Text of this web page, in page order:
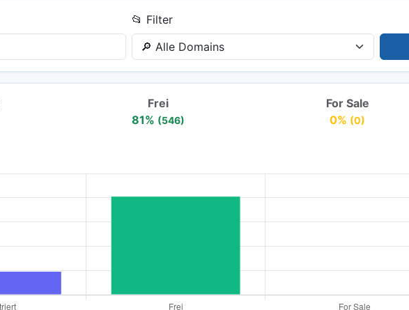
📂 Filter
Frei
81% (546)
For Sale
0% (0)